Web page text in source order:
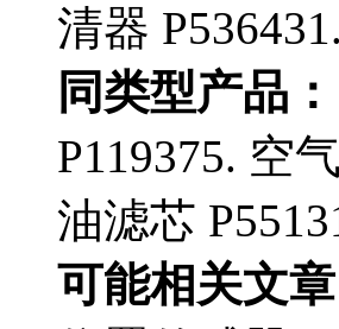
清器
同类型产品：
P119375. 空
油滤芯
可能相关文章